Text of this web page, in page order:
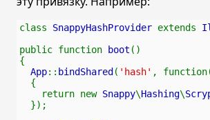
class SnappyHashProvider extends
public function
boot ()
{
App:: bindShared ( 'hash' ,
{
return new Snappy\Hashing\
});